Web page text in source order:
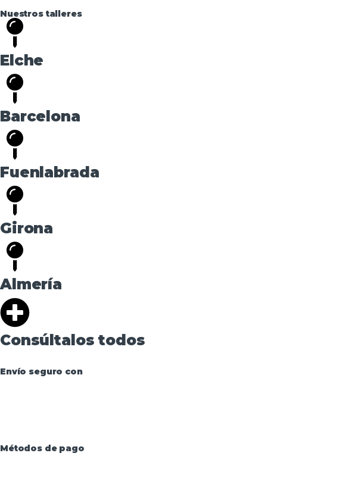
Nuestros talleres
Elche
Barcelona
Fuenlabrada
Girona
Almería
Consúltalos todos
Envío seguro con
Métodos de pago